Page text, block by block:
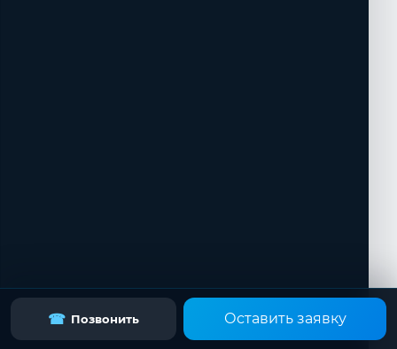
☎ Позвонить Оставить заявку